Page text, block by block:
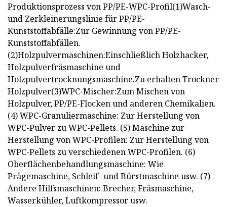
Produktionsprozess von PP/PE-WPC-Profil(1)Wasch-
und Zerkleinerungslinie für PP/PE-
Kunststoffabfälle:Zur Gewinnung von PP/PE-
Kunststoffabfällen.
(2)Holzpulvermaschinen:Einschließlich Holzhacker,
Holzpulverfräsmaschine und
Holzpulvertrocknungsmaschine.Zu erhalten Trockner
Holzpulver(3)WPC-Mischer:Zum Mischen von
Holzpulver, PP/PE-Flocken und anderen Chemikalien.
(4) WPC-Granuliermaschine: Zur Herstellung von
WPC-Pulver zu WPC-Pellets. (5) Maschine zur
Herstellung von WPC-Profilen: Zur Herstellung von
WPC-Pellets zu verschiedenen WPC-Profilen. (6)
Oberflächenbehandlungsmaschine: Wie
Prägemaschine, Schleif- und Bürstmaschine usw. (7)
Andere Hilfsmaschinen: Brecher, Fräsmaschine,
Wasserkühler, Luftkompressor usw.